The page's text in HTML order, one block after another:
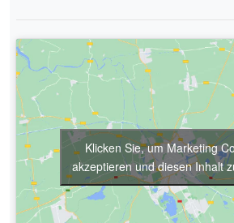
Klicken Sie, um Marketing
akzeptieren und diesen Inhalt